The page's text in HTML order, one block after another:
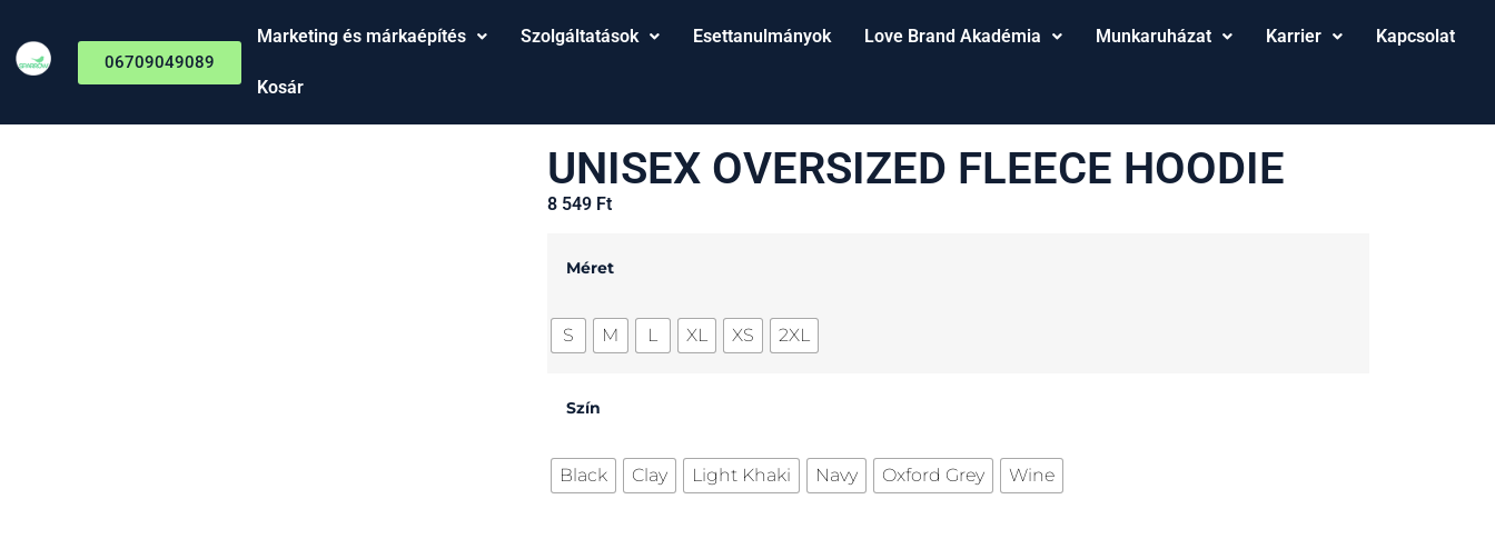
06709049089
Marketing és márkaépítés Szolgáltatások Esettanulmányok Love Brand Akadémia Munkaruházat Karrier Kapcsolat
Kosár
UNISEX OVERSIZED FLEECE HOODIE
8 549 Ft
Méret
S M L XL XS 2XL
Szín
Black Clay Light Khaki Navy Oxford Grey Wine